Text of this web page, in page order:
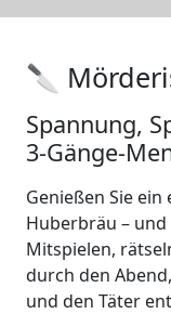
🔪
Spannung,
3‑Gänge-
Genießen Sie
Huberbräu –
Mitspielen,
durch den
und den Täter